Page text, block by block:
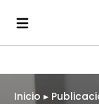
Inicio ▸